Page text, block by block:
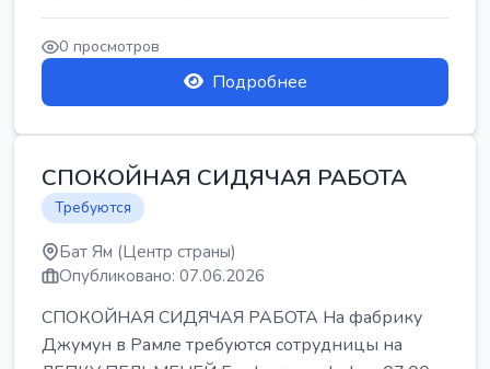
армокаркасыОпл...
0 просмотров
Подробнее
СПОКОЙНАЯ СИДЯЧАЯ РАБОТА
Требуются
Бат Ям (Центр страны)
Опубликовано: 07.06.2026
СПОКОЙНАЯ СИДЯЧАЯ РАБОТА На фабрику
Джумун в Рамле требуются сотрудницы на